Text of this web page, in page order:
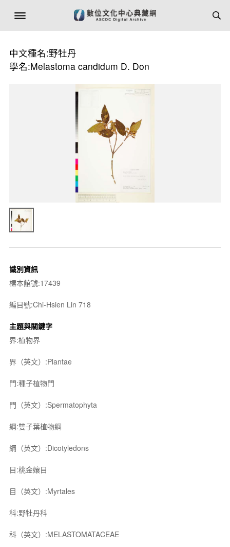
中文種名:野牡丹
學名:Melastoma candidum D. Don
識別資訊
標本館號:17439
編目號:Chi-Hsien Lin 718
主題與關鍵字
界:植物界
界（英文）:Plantae
門:種子植物門
門（英文）:Spermatophyta
綱:雙子葉植物綱
綱（英文）:Dicotyledons
目:桃金孃目
目（英文）:Myrtales
科:野牡丹科
科（英文）:MELASTOMATACEAE